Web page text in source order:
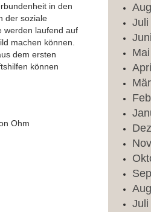
in den
der soziale
werden laufend auf
machen können.
dem ersten
können
Ohm
Juli
Juni
Mai
April
Juli